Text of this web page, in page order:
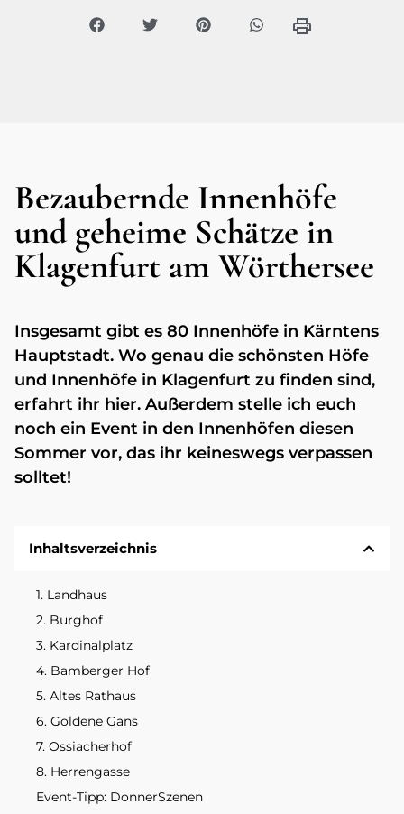
Bezaubernde Innenhöfe
und geheime Schätze in
Klagenfurt am Wörthersee
Insgesamt gibt es 80 Innenhöfe in Kärntens
Hauptstadt. Wo genau die schönsten Höfe
und Innenhöfe in Klagenfurt zu finden sind,
erfahrt ihr hier. Außerdem stelle ich euch
noch ein Event in den Innenhöfen diesen
Sommer vor, das ihr keineswegs verpassen
solltet!
Inhaltsverzeichnis
1. Landhaus
2. Burghof
3. Kardinalplatz
4. Bamberger Hof
5. Altes Rathaus
6. Goldene Gans
7. Ossiacherhof
8. Herrengasse
Event-Tipp: DonnerSzenen